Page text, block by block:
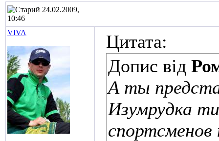
24.02.2009,
10:46
VIVA
Цитата:
Допис від
А ты
Изумрудка
спортсменов